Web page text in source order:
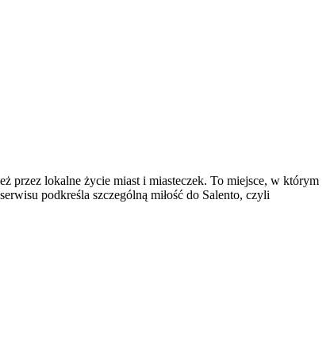
przez lokalne życie miast i miasteczek. To miejsce, w którym
podkreśla szczególną miłość do Salento, czyli